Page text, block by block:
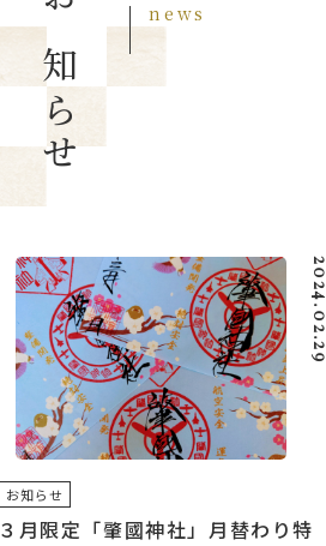
お知らせ news
2024.02.29
お知らせ
３月限定「肇國神社」月替わり特